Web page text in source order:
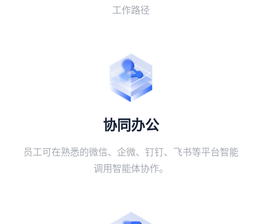
工作路径
协同办公
员工可在熟悉的微信、企微、钉钉、飞书等平台智能
调用智能体协作。